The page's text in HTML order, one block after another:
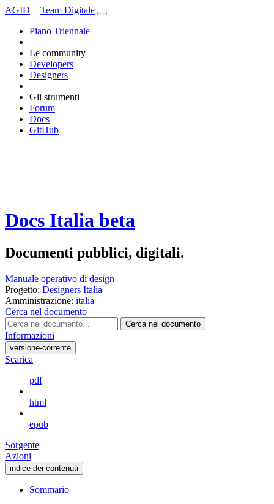
AGID + Team Digitale
Piano Triennale
Le community
Developers
Designers
Gli strumenti
Forum
Docs
GitHub
Docs Italia beta
Documenti pubblici, digitali.
Manuale operativo di design
Progetto: Designers Italia
Amministrazione: italia
Cerca nel documento
Cerca nel documento
Informazioni
versione-corrente
Scarica
pdf
html
epub
Sorgente
Azioni
indice dei contenuti
Sommario